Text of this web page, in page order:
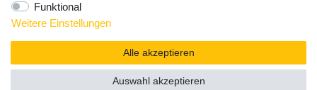
** Hierbei handelt es sich um ein Pflichtfeld.
Funktional
Weitere Einstellungen
Alle akzeptieren
Auswahl akzeptieren